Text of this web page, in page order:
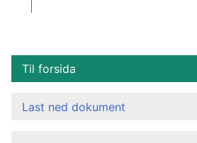
Til forsida
Last ned dokument